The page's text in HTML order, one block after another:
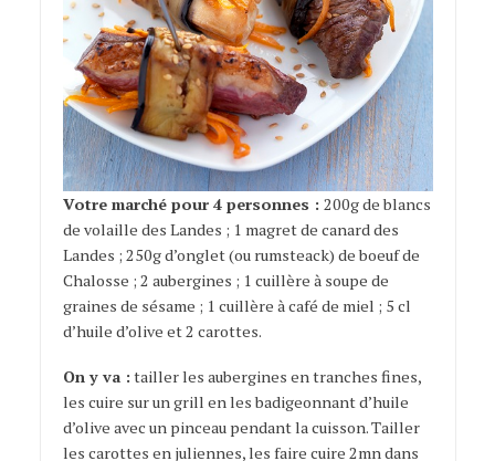
Votre marché pour 4 personnes : 200g de blancs
de volaille des Landes ; 1 magret de canard des
Landes ; 250g d’onglet (ou rumsteack) de boeuf de
Chalosse ; 2 aubergines ; 1 cuillère à soupe de
graines de sésame ; 1 cuillère à café de miel ; 5 cl
d’huile d’olive et 2 carottes.
On y va : tailler les aubergines en tranches fines,
les cuire sur un grill en les badigeonnant d’huile
d’olive avec un pinceau pendant la cuisson. Tailler
les carottes en juliennes, les faire cuire 2mn dans